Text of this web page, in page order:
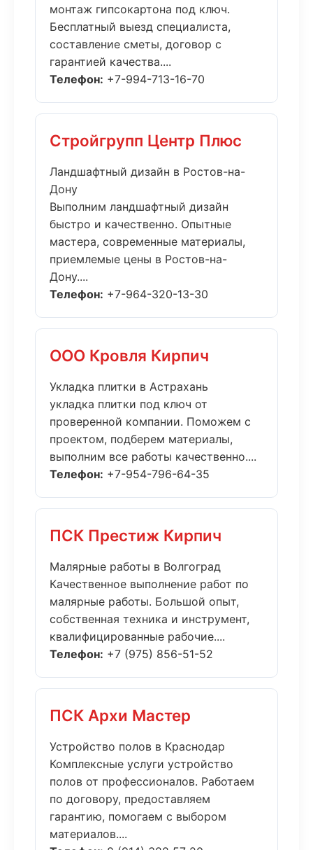
монтаж гипсокартона под ключ.
Бесплатный выезд специалиста,
составление сметы, договор с
гарантией качества....
Телефон: +7-994-713-16-70
Стройгрупп Центр Плюс
Ландшафтный дизайн в Ростов-на-
Дону
Выполним ландшафтный дизайн
быстро и качественно. Опытные
мастера, современные материалы,
приемлемые цены в Ростов-на-
Дону....
Телефон: +7-964-320-13-30
ООО Кровля Кирпич
Укладка плитки в Астрахань
укладка плитки под ключ от
проверенной компании. Поможем с
проектом, подберем материалы,
выполним все работы качественно....
Телефон: +7-954-796-64-35
ПСК Престиж Кирпич
Малярные работы в Волгоград
Качественное выполнение работ по
малярные работы. Большой опыт,
собственная техника и инструмент,
квалифицированные рабочие....
Телефон: +7 (975) 856-51-52
ПСК Архи Мастер
Устройство полов в Краснодар
Комплексные услуги устройство
полов от профессионалов. Работаем
по договору, предоставляем
гарантию, помогаем с выбором
материалов....